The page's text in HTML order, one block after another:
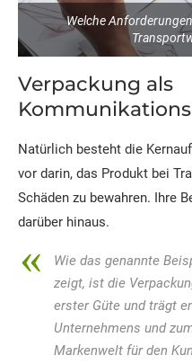
Welche
Verpackung als
Natürlich besteht die
vor darin, das Produkt bei
Schäden zu bewahren. Ihre
darüber hinaus.
Wie das genannte
zeigt, ist die
erster Güte und trägt
Unternehmens und
Markenwelt für den